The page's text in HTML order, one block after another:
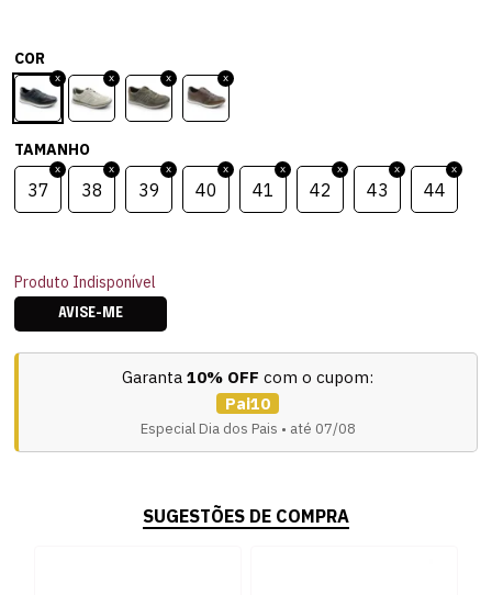
COR
TAMANHO
37 38 39 40 41 42 43 44
Produto Indisponível
AVISE-ME
Garanta 10% OFF com o cupom:
Pai10
Especial Dia dos Pais • até 07/08
SUGESTÕES DE COMPRA